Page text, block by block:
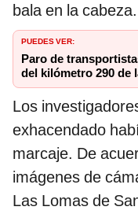
bala en la cabeza.
PUEDES VER:
Paro de
del kilómetro 290 de
Los
exhacendado
marcaje. De
imágenes de
Las Lomas de